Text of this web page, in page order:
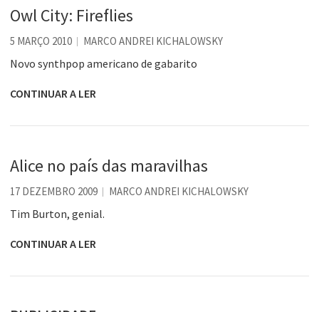
Esse tal de Rock Gaúcho
Os causos de Jorge Luis Borges
Voto obrigatório é correto?
Owl City: Fireflies
5 MARÇO 2010 MARCO ANDREI KICHALOWSKY
Novo synthpop americano de gabarito
CONTINUAR A LER
Alice no país das maravilhas
17 DEZEMBRO 2009 MARCO ANDREI KICHALOWSKY
Tim Burton, genial.
CONTINUAR A LER